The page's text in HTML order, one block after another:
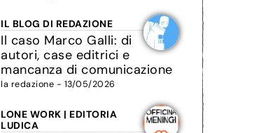
IL BLOG DI REDAZIONE
Il caso Marco Galli: di
autori, case editrici e
mancanza di comunicazione
la redazione - 13/05/2026
LONE WORK | EDITORIA
LUDICA